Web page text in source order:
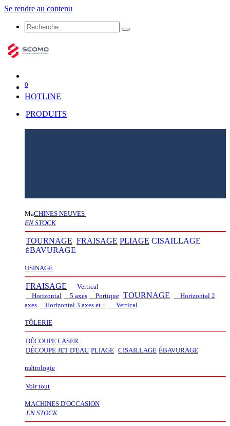
Se rendre au contenu
0
HOTLINE
PRODUITS
MaCHINES NEUVES
EN STOCK
TOURNAGE FRAISAGE PLIAGE CISAILLAGE
ÉBAVURAGE
USINAGE
FRAISAGE
Vertical
Horizontal
5 axes Portique TOURNAGE
Horizontal 2
axes
Horizontal 3 axes et + Vertical​
TÔLERIE
DÉCOUPE LASER
DÉCOUPE JET D'EAU PLIAGE CISAILLAGE ÉBAVURAGE
métrologie
Voir tout
MACHINES D'OCCASION
EN STOCK